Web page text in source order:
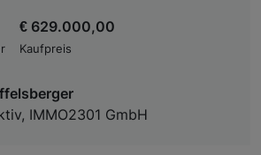
€ 629.000,00
Kaufpreis
IMMO2301 GmbH